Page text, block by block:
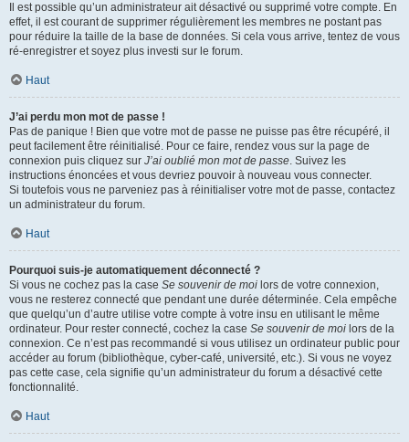
Il est possible qu’un administrateur ait désactivé ou supprimé votre compte. En
effet, il est courant de supprimer régulièrement les membres ne postant pas
pour réduire la taille de la base de données. Si cela vous arrive, tentez de vous
ré-enregistrer et soyez plus investi sur le forum.
Haut
J’ai perdu mon mot de passe !
Pas de panique ! Bien que votre mot de passe ne puisse pas être récupéré, il
peut facilement être réinitialisé. Pour ce faire, rendez vous sur la page de
connexion puis cliquez sur J’ai oublié mon mot de passe. Suivez les
instructions énoncées et vous devriez pouvoir à nouveau vous connecter.
Si toutefois vous ne parveniez pas à réinitialiser votre mot de passe, contactez
un administrateur du forum.
Haut
Pourquoi suis-je automatiquement déconnecté ?
Si vous ne cochez pas la case Se souvenir de moi lors de votre connexion,
vous ne resterez connecté que pendant une durée déterminée. Cela empêche
que quelqu’un d’autre utilise votre compte à votre insu en utilisant le même
ordinateur. Pour rester connecté, cochez la case Se souvenir de moi lors de la
connexion. Ce n’est pas recommandé si vous utilisez un ordinateur public pour
accéder au forum (bibliothèque, cyber-café, université, etc.). Si vous ne voyez
pas cette case, cela signifie qu’un administrateur du forum a désactivé cette
fonctionnalité.
Haut